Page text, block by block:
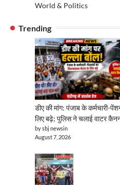
World & Politics
Trending
डीए की मांग: पंजाब के कर्मचारी-
लिए बढ़े; पुलिस ने चलाई वाटर
by sbj newsin
August 7, 2026